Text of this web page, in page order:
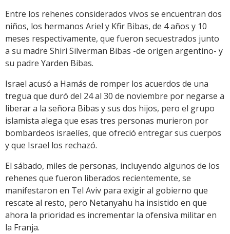
Entre los rehenes considerados vivos se encuentran dos
niños, los hermanos Ariel y Kfir Bibas, de 4 años y 10
meses respectivamente, que fueron secuestrados junto
a su madre Shiri Silverman Bibas -de origen argentino- y
su padre Yarden Bibas.
Israel acusó a Hamás de romper los acuerdos de una
tregua que duró del 24 al 30 de noviembre por negarse a
liberar a la señora Bibas y sus dos hijos, pero el grupo
islamista alega que esas tres personas murieron por
bombardeos israelíes, que ofreció entregar sus cuerpos
y que Israel los rechazó.
El sábado, miles de personas, incluyendo algunos de los
rehenes que fueron liberados recientemente, se
manifestaron en Tel Aviv para exigir al gobierno que
rescate al resto, pero Netanyahu ha insistido en que
ahora la prioridad es incrementar la ofensiva militar en
la Franja.